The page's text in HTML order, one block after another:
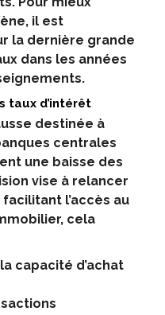
il est
la dernière grande
dans les années
taux d’intérêt
destinée à
centrales
une baisse des
vise à relancer
l’accès au
cela
capacité d’achat